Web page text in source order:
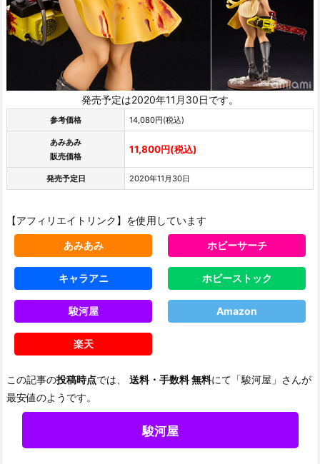
発売予定は2020年11月30日です。
参考価格 14,080円(税込)
あみあみ
販売価格
11,800円(税込)
発売予定日 2020年11月30日
【アフィリエイトリンク】を使用しています
あみあみ ホビーサーチ
キャラアニ ホビーストック
駿河屋 Amazon
楽天
この記事の投稿時点では、 送料・手数料 無料にて「駿河屋」さんが
最安値のようです。
駿河屋